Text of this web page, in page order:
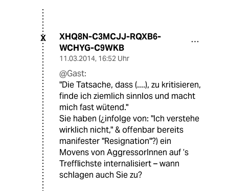
X
XHQ8N-C3MCJJ-RQXB6-
WCHYG-C9WKB
11.03.2014, 16:52 Uhr
@Gast:
"Die Tatsache, dass (....), zu kritisieren,
finde ich ziemlich sinnlos und macht
mich fast wütend."
Sie haben (¿infolge von: "Ich verstehe
wirklich nicht," & offenbar bereits
manifester "Resignation"?) ein
Movens von AggressorInnen auf ’s
Trefflichste internalisiert – wann
schlagen auch Sie zu?